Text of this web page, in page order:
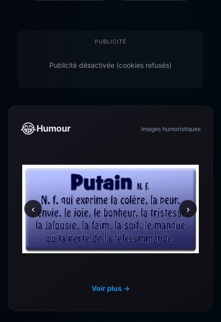
PUBLICITÉ
Publicité désactivée (cookies refusés)
😂Humour Images humoristiques
‹ ›
Voir plus →